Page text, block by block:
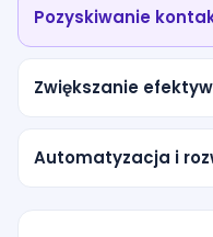
Pozyskiwanie
Zwiększanie
Automatyzacja i